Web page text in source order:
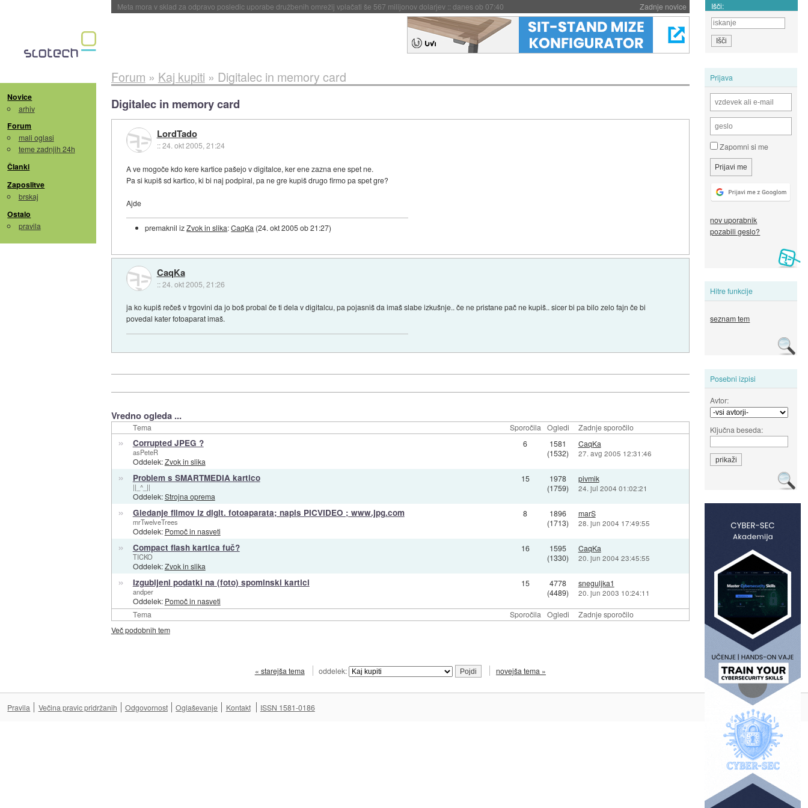
Zadnje novice
ByteDance trenira največji model umetne inteligence doslej::včeraj ob 21:37 Išči:
Novice
arhiv
Forum
mali oglasi
teme zadnjih 24h
Članki
Zaposlitve
brskaj
Ostalo
pravila
Prijava
Zapomni si me
nov uporabnik
pozabili geslo?
Hitre funkcije
seznam tem
Posebni izpisi
Avtor:
Ključna beseda:
Forum » Kaj kupiti » Digitalec in memory card
Digitalec in memory card
LordTado
::24. okt 2005, 21:24
A ve mogoče kdo kere kartice pašejo v digitalce, ker ene zazna ene spet ne.
Pa si kupiš sd kartico, ki bi naj podpiral, pa ne gre kupiš drugo firmo pa spet gre?
Ajde
premaknil izZvok in slika:CaqKa (24. okt 2005 ob 21:27)
CaqKa
::24. okt 2005, 21:26
ja ko kupiš rečeš v trgovini da jo boš probal če ti dela v digitalcu, pa pojasniš da imaš slabe izkušnje.. če ne pristane pač ne kupiš.. sicer bi pa bilo zelo fajn če bi
povedal kater fotoaparat imaš.
Vredno ogleda ...
Tema Sporočila Ogledi Zadnje sporočilo
Tema Sporočila Ogledi Zadnje sporočilo
» Corrupted JPEG ?
asPeteR
Oddelek:Zvok in slika
6
1581
(1532)
CaqKa
27. avg 2005 12:31:46
» Problem s SMARTMEDIA kartico
||_^_||
Oddelek:Strojna oprema
15
1978
(1759)
pivmik
24. jul 2004 01:02:21
» Gledanje filmov iz digit. fotoaparata; napis PICVIDEO ; www.jpg.com
mrTwelveTrees
Oddelek: Pomoč in nasveti
8
1896
(1713)
marS
28. jun 2004 17:49:55
» Compact flash kartica fuč?
TICKO
Oddelek:Zvok in slika
16
1595
(1330)
CaqKa
20. jun 2004 23:45:55
» Izgubljeni podatki na (foto) spominski kartici
andper
Oddelek: Pomoč in nasveti
15
4778
(4489)
sneguljka1
20. jun 2003 10:24:11
Več podobnih tem
« starejša tema oddelek: novejša tema »
Pravila Večina pravic pridržanih Odgovornost Oglaševanje Kontakt ISSN 1581-0186